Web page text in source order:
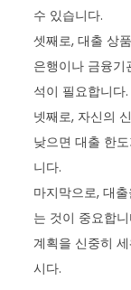
수 있습니다.
셋째로, 대출 상
은행이나 금융
석이 필요합니다.
넷째로, 자신의
낮으면 대출 한
니다.
마지막으로, 대
는 것이 중요합
계획을 신중히
시다.